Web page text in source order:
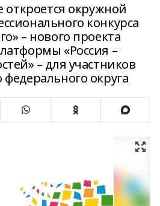
откроется окружной
конкурса
– нового проекта
«Россия –
– для участников
округа